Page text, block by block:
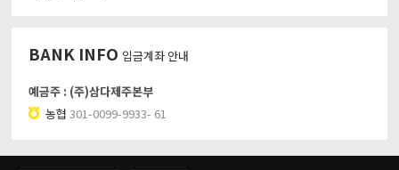
BANK INFO 입금계좌 안내
예금주 : (주)삼다제주본부
농협 301-0099-9933- 61